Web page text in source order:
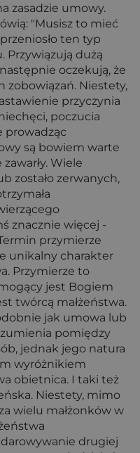
zasadzie umowy.
"Musisz to mieć
ten typ
Przywiązują dużą
oczekują, że
zobowiązań. Niestety,
przyczynia
poczucia
prowadząc
są bowiem warte
Wiele
zostało zerwanych,
znacznie więcej -
przymierze
unikalny charakter
Przymierze to
jest Bogiem
twórcą małżeństwa.
jak umowa lub
pomiędzy
jednak jego natura
wyróżnikiem
obietnica. I taki też
Niestety, mimo
wielu małżonków w
drugiej